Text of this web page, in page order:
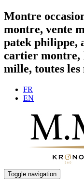
Montre
montre, vente
patek philippe,
cartier montre,
mille, toutes les
FR
EN
Toggle navigation